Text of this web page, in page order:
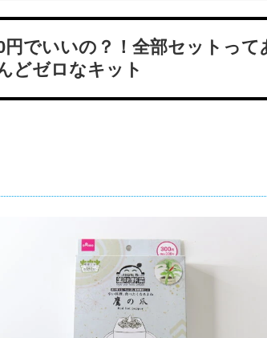
円でいいの？！全部セットっ
どゼロなキット